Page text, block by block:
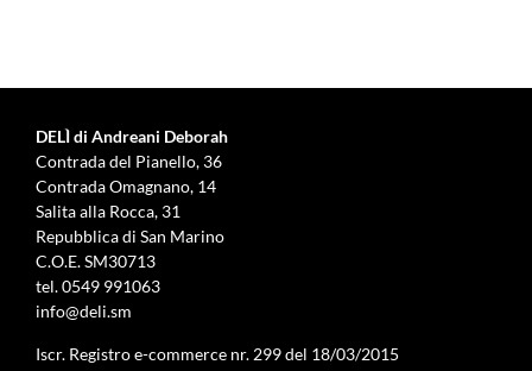
DELÌ di Andreani Deborah
Contrada del Pianello, 36
Contrada Omagnano, 14
Salita alla Rocca, 31
Repubblica di San Marino
C.O.E. SM30713
tel.0549 991063
info@deli.sm
Iscr. Registro e-commerce nr. 299 del 18/03/2015